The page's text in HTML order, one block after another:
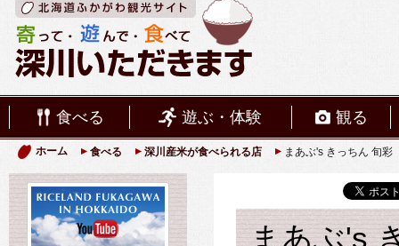
食べる 遊ぶ・体験 観る
ホーム 食べる 深川産米が食べられる店 まあぶ's きっちん 旬彩
まあぶ's